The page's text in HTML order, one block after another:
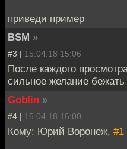
приведи пример
BSM »
#3 | 15.04.18 15:06
После каждого
сильное желание бежать
Goblin »
#4 | 15.04.18 16:00
Кому: Юрий Воронеж, #1